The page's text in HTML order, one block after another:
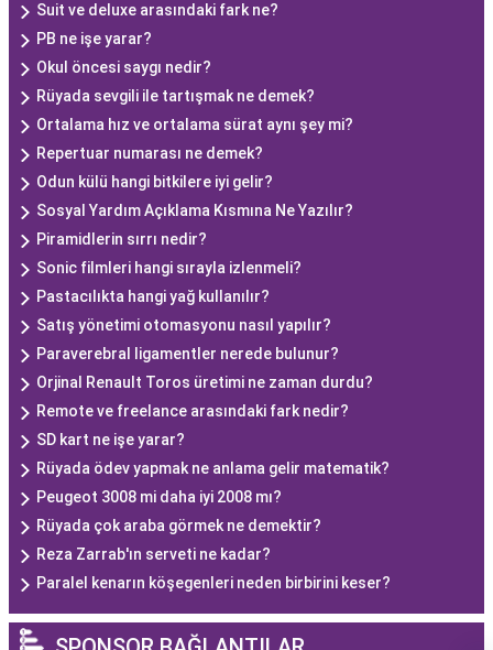
Suit ve deluxe arasındaki fark ne?
PB ne işe yarar?
Okul öncesi saygı nedir?
Rüyada sevgili ile tartışmak ne demek?
Ortalama hız ve ortalama sürat aynı şey mi?
Repertuar numarası ne demek?
Odun külü hangi bitkilere iyi gelir?
Sosyal Yardım Açıklama Kısmına Ne Yazılır?
Piramidlerin sırrı nedir?
Sonic filmleri hangi sırayla izlenmeli?
Pastacılıkta hangi yağ kullanılır?
Satış yönetimi otomasyonu nasıl yapılır?
Paraverebral ligamentler nerede bulunur?
Orjinal Renault Toros üretimi ne zaman durdu?
Remote ve freelance arasındaki fark nedir?
SD kart ne işe yarar?
Rüyada ödev yapmak ne anlama gelir matematik?
Peugeot 3008 mi daha iyi 2008 mı?
Rüyada çok araba görmek ne demektir?
Reza Zarrab'ın serveti ne kadar?
Paralel kenarın köşegenleri neden birbirini keser?